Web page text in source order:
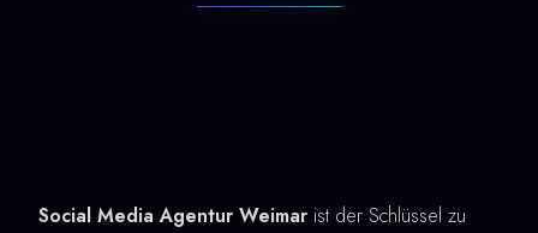
Social Media Agentur Weimar ist der Schlüssel zu